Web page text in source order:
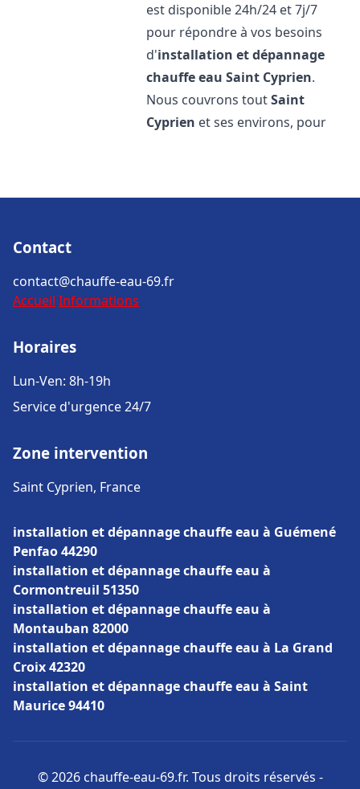
est disponible 24h/24 et 7j/7
pour répondre à vos besoins
d'installation et dépannage
chauffe eau Saint Cyprien.
Nous couvrons toutSaint
Cyprien et ses environs, pour
Contact
contact@chauffe-eau-69.fr
Accueil Informations
Horaires
Lun-Ven: 8h-19h
Service d'urgence 24/7
Zone intervention
Saint Cyprien, France
installation et dépannage chauffe eau à Guémené
Penfao 44290
installation et dépannage chauffe eau à
Cormontreuil 51350
installation et dépannage chauffe eau à
Montauban 82000
installation et dépannage chauffe eau à La Grand
Croix 42320
installation et dépannage chauffe eau à Saint
Maurice 94410
© 2026 chauffe-eau-69.fr. Tous droits réservés -